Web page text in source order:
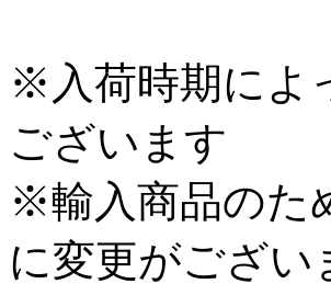
※入荷時期によ
ございます
※輸入商品のた
に変更がござい